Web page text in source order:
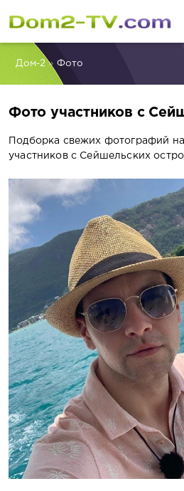
Дом-2» Фото
Фото участников с
Подборка свежих фотографий
участников с Сейшельских